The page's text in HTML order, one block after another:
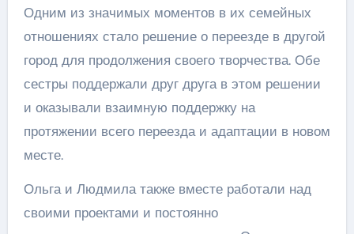
Одним из значимых моментов в их семейных
отношениях стало решение о переезде в другой
город для продолжения своего творчества. Обе
сестры поддержали друг друга в этом решении
и оказывали взаимную поддержку на
протяжении всего переезда и адаптации в новом
месте.
Ольга и Людмила также вместе работали над
своими проектами и постоянно